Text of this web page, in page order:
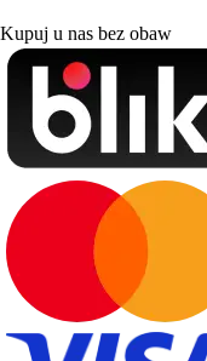
Kupuj u nas bez obaw